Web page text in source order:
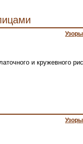
и кружевного